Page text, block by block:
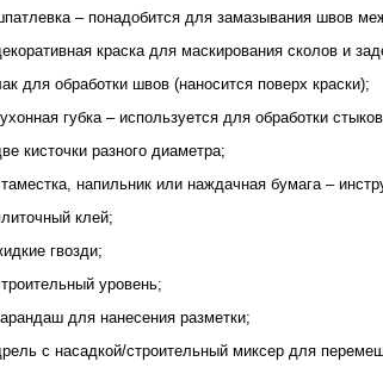
– понадобится для замазывания швов
краска для маскирования сколов и
для обработки швов (наносится поверх краски);
губка – используется для обработки
кисточки разного диаметра;
напильник или наждачная бумага –
клей;
гвозди;
уровень;
для нанесения разметки;
с насадкой/строительный миксер для